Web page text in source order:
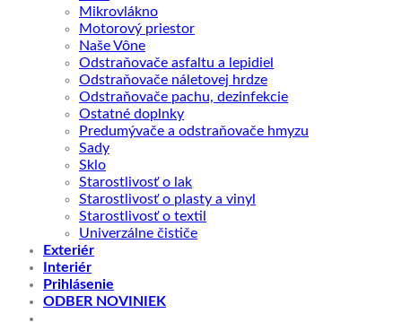
Mikrovlákno
Motorový priestor
Naše Vône
Odstraňovače asfaltu a lepidiel
Odstraňovače náletovej hrdze
Odstraňovače pachu, dezinfekcie
Ostatné doplnky
Predumývače a odstraňovače hmyzu
Sady
Sklo
Starostlivosť o lak
Starostlivosť o plasty a vinyl
Starostlivosť o textil
Univerzálne čističe
Exteriér
Interiér
Prihlásenie
ODBER NOVINIEK